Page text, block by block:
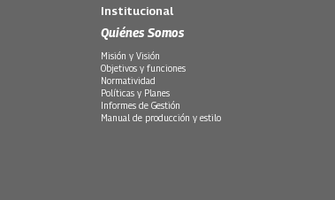
Institucional
Quiénes Somos
Misión y Visión
Objetivos y funciones
Normatividad
Políticas y Planes
Informes de Gestión
Manual de producción y estilo